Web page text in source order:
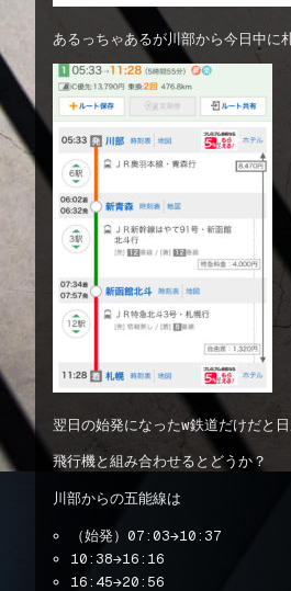
あるっちゃあるが川部から今日中に
翌日の始発になったw鉄道だけだと
飛行機と組み合わせるとどうか？
川部からの五能線は
（始発）07:03→10:37
10:38→16:16
16:45→20:56